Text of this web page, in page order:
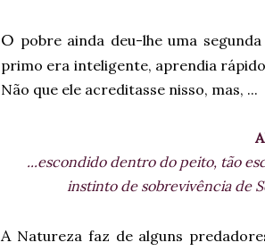
O pobre ainda deu-lhe uma
primo era inteligente, aprendia
Não que ele acreditasse nisso, mas, ...
...escondido dentro do peito, tão
instinto de sobrevivência de
ANatureza faz de alguns